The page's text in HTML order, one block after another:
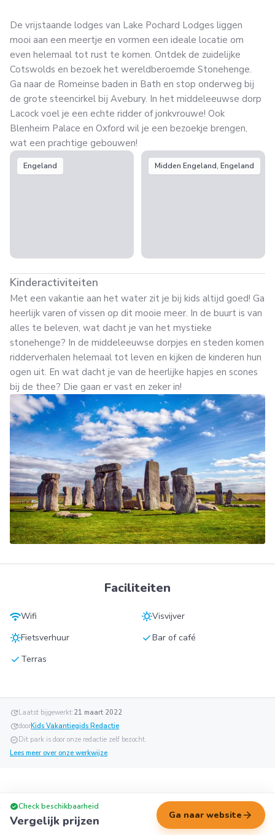
De vrijstaande lodges van Lake Pochard Lodges liggen
mooi aan een meertje en vormen een ideale locatie om
even helemaal tot rust te komen. Ontdek de zuidelijke
Cotswolds en bezoek het wereldberoemde Stonehenge.
Ga naar de Romeinse baden in Bath en stop onderweg bij
de grote steencirkel bij Avebury. In het middeleeuwse dorp
Lacock voel je een echte ridder of jonkvrouwe! Ook
Blenheim Palace en Oxford wil je een bezoekje brengen,
wat een prachtige gebouwen!
Engeland Midden Engeland, Engeland
Kinderactiviteiten
Met een vakantie aan het water zit je bij kids altijd goed! Ga
heerlijk varen of vissen op dit mooie meer. In de buurt is van
alles te beleven, wat dacht je van het mystieke
stonehenge? In de middeleeuwse dorpjes en steden komen
ridderverhalen helemaal tot leven en kijken de kinderen hun
ogen uit. En wat dacht je van de heerlijke hapjes en scones
bij de thee? Die gaan er vast en zeker in!
Faciliteiten
wifiWifi sunnyVisvijver
sunnyFietsverhuur checkBar of café
check Terras
updateLaatst bijgewerkt:21 maart 2022
updatedoorKids Vakantiegids Redactie.
verifiedDit park is door onze redactie zelf bezocht.
Lees meer over onze werkwijze.
check_circleCheck beschikbaarheid
Vergelijk prijzen Ga naar website arrow_forward